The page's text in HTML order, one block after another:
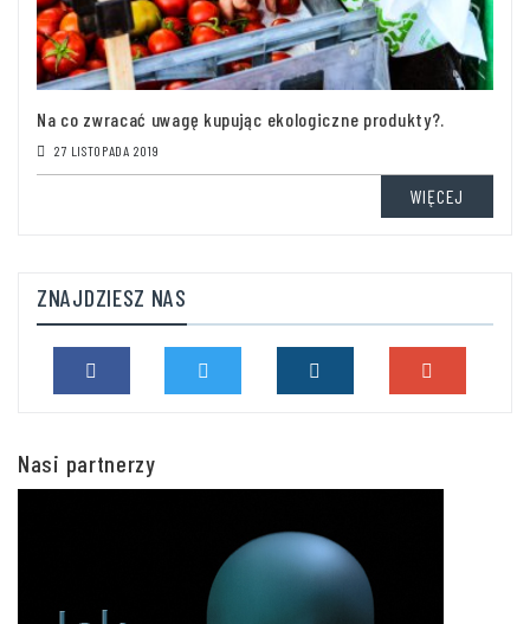
Na co zwracać uwagę kupując ekologiczne produkty?.
27 LISTOPADA 2019
WIĘCEJ
ZNAJDZIESZ NAS
Nasi partnerzy